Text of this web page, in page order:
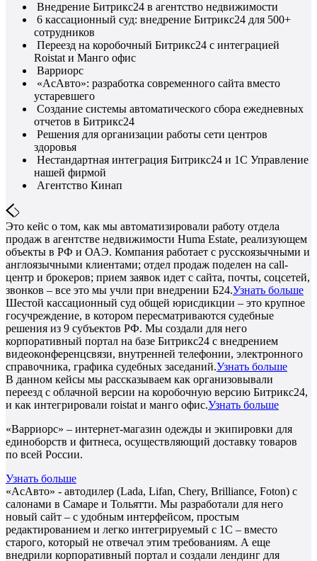
Внедрение Битрикс24 в агентство недвижимости
6 кассационный суд: внедрение Битрикс24 для 500+
сотрудников
Переезд на коробочный Битрикс24 с интеграцией
Roistat и Манго офис
Варриорс
«АсАвто»: разработка современного сайта вместо
устаревшего
Создание системы автоматического сбора ежедневных
отчетов в Битрикс24
Решения для организации работы сети центров
здоровья
Нестандартная интеграция Битрикс24 и 1С Управление
нашей фирмой
Агентство Кинап
Это кейс о том, как мы автоматизировали работу отдела
продаж в агентстве недвижимости Huma Estate, реализующем
объекты в РФ и ОАЭ. Компания работает с русскоязычными и
англоязычными клиентами; отдел продаж поделен на call-
центр и брокеров; прием заявок идет с сайта, почты, соцсетей,
звонков – все это мы учли при внедрении Б24.Узнать больше
Шестой кассационный суд общей юрисдикции – это крупное
госучреждение, в котором пересматриваются судебные
решения из 9 субъектов РФ. Мы создали для него
корпоративный портал на базе Битрикс24 с внедрением
видеоконференцсвязи, внутренней телефонии, электронного
справочника, графика судебных заседаний.Узнать больше
В данном кейсы мы рассказываем как организовывали
переезд с облачной версии на коробочную версию Битрикс24,
и как интегрировали roistat и манго офис.Узнать больше
«Варриорс» – интернет-магазин одежды и экипировки для
единоборств и фитнеса, осуществляющий доставку товаров
по всей России.
Узнать больше
«АсАвто» - автодилер (Lada, Lifan, Chery, Brilliance, Foton) с
салонами в Самаре и Тольятти. Мы разработали для него
новый сайт – с удобным интерфейсом, простым
редактированием и легко интегрируемый с 1С – вместо
старого, который не отвечал этим требованиям. А еще
внедрили корпоративный портал и создали лендинг для